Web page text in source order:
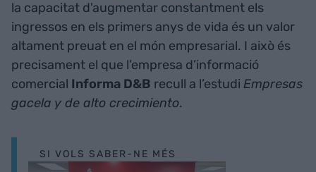
la capacitat d'augmentar constantment els
ingressos en els primers anys de vida és un valor
altament preuat en el món empresarial. I això és
precisament el que l’empresa d’informació
comercial Informa D&B recull a l’estudi Empresas
gacela y de alto crecimiento.
SI VOLS SABER-NE MÉS